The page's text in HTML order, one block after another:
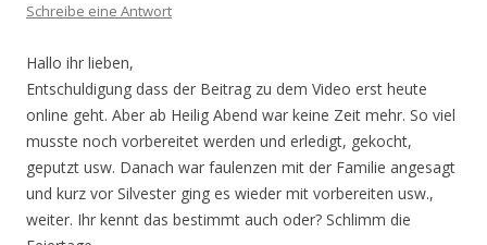
Schreibe eine Antwort
Hallo ihr lieben,
Entschuldigung dass der Beitrag zu dem Video erst heute
online geht. Aber ab Heilig Abend war keine Zeit mehr. So viel
musste noch vorbereitet werden und erledigt, gekocht,
geputzt usw. Danach war faulenzen mit der Familie angesagt
und kurz vor Silvester ging es wieder mit vorbereiten usw.,
weiter. Ihr kennt das bestimmt auch oder? Schlimm die